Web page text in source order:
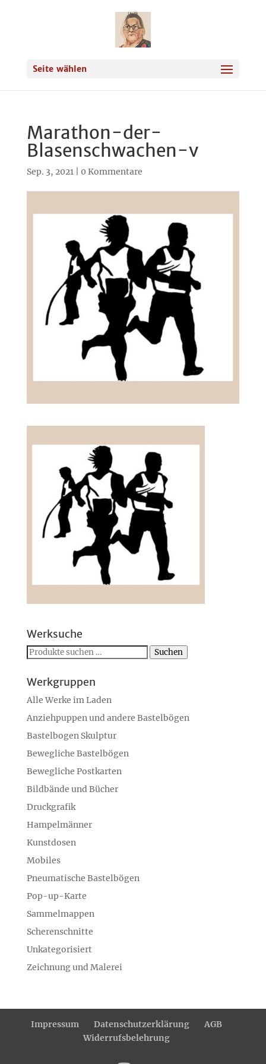
Seite wählen
Marathon-der-
Blasenschwachen-v
Sep. 3, 2021| 0 Kommentare
Werksuche
Suchen
Suchen
Werkgruppen
Alle Werke im Laden
Anziehpuppen und andere Bastelbögen
Bastelbogen Skulptur
Bewegliche Bastelbögen
Bewegliche Postkarten
Bildbände und Bücher
Druckgrafik
Hampelmänner
Kunstdosen
Mobiles
Pneumatische Bastelbögen
Pop-up-Karte
Sammelmappen
Scherenschnitte
Unkategorisiert
Zeichnung und Malerei
Impressum Datenschutzerklärung
AGB
Widerrufsbelehrung